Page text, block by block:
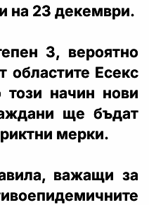
на 23 декември.
3, вероятно
областите Есекс
начин нови
ще бъдат
мерки.
важащи за